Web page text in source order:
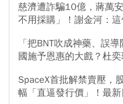
慈濟遭詐騙10億，蔣萬
不用採購」！謝金河：
「把BNT吹成神藥、誤
國施予恩惠的大戲？杜
SpaceX首批解禁賣壓，
幅「直逼發行價」！最